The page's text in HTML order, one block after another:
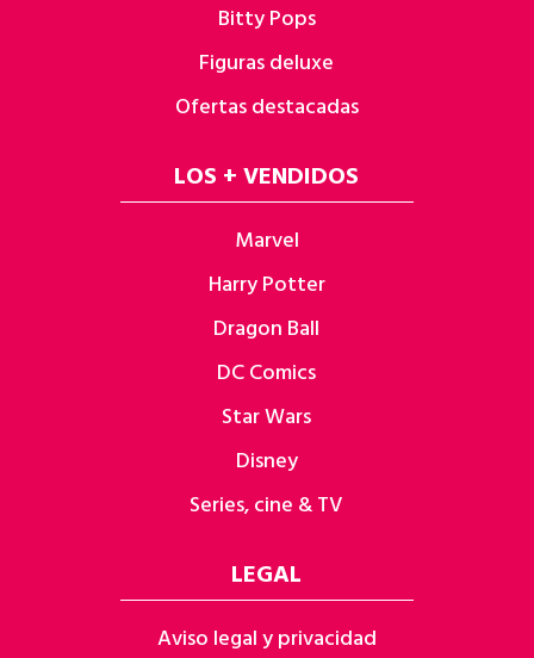
Bitty Pops
Figuras deluxe
Ofertas destacadas
LOS + VENDIDOS
Marvel
Harry Potter
Dragon Ball
DC Comics
Star Wars
Disney
Series, cine & TV
LEGAL
Aviso legal y privacidad